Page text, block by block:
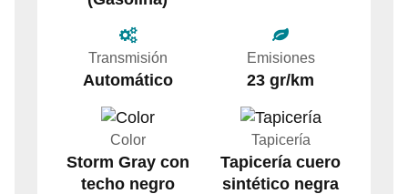
Transmisión
Automático
Emisiones
23 gr/km
Color
Storm Gray con
techo negro
Tapicería
Tapicería cuero
sintético negra